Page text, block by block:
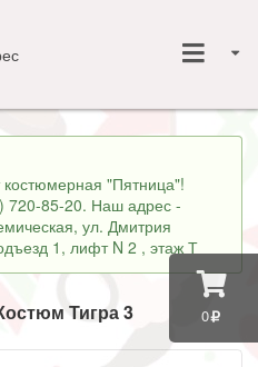
0
костюмерная "Пятница"!
720-85-20. Наш адрес -
ул. Дмитрия
1, лифт N 2 , этаж Т
Тигра 3